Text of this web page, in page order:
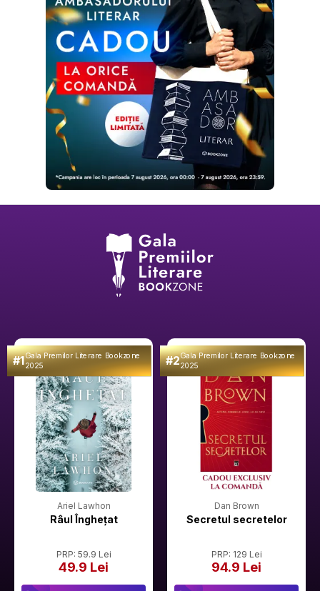
#1Gala Premilor Literare Bookzone
2025
Ariel Lawhon
Râul Înghețat
PRP: 59.9 Lei
49.9 Lei
#2Gala Premilor Literare Bookzone
2025
Dan Brown
Secretul secretelor
PRP: 129 Lei
94.9 Lei